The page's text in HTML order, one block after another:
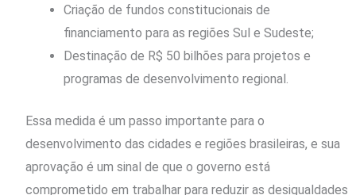
Criação de fundos constitucionais de
financiamento para as regiões Sul e Sudeste;
Destinação de R$ 50 bilhões para projetos e
programas de desenvolvimento regional.
Essa medida é um passo importante para o
desenvolvimento das cidades e regiões brasileiras, e sua
aprovação é um sinal de que o governo está
comprometido em trabalhar para reduzir as desigualdades